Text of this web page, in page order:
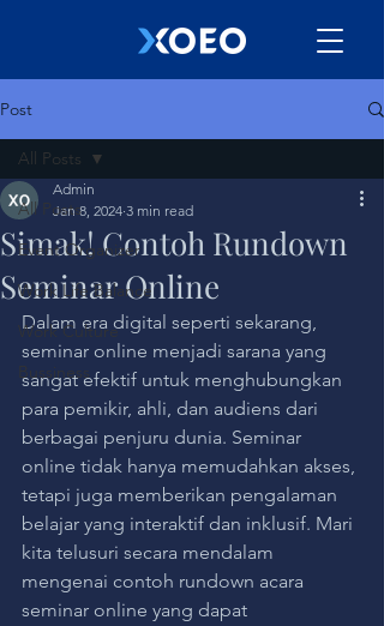
Post
All Posts
Event Organizer
Work Life Balance
Work Culture
Bussiness
All Posts
Simak! Contoh Rundown
Seminar Online
Admin
Jan 8, 2024 3 min read
Dalam era digital seperti sekarang,
seminar online menjadi sarana yang
sangat efektif untuk menghubungkan
para pemikir, ahli, dan audiens dari
berbagai penjuru dunia. Seminar
online tidak hanya memudahkan akses,
tetapi juga memberikan pengalaman
belajar yang interaktif dan inklusif. Mari
kita telusuri secara mendalam
mengenai contoh rundown acara
seminar online yang dapat